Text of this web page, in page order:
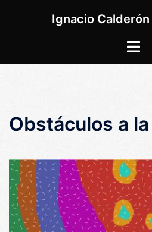
Ignacio
Obstáculos a